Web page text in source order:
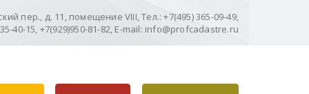
пер., д. 11, помещение VIII, Тел.: +7(495) 365-09-49,
40-15, +7(929)950-81-82, E-mail: info@profcadastre.ru